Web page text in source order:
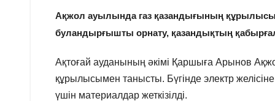
Ақжол ауылында газ қазандығының құрылысы
буландырғышты орнату, қазандықтың
Ақтоғай ауданының әкімі Қаршыға Арынов
құрылысымен танысты. Бүгінде электр
үшін материалдар жеткізілді.